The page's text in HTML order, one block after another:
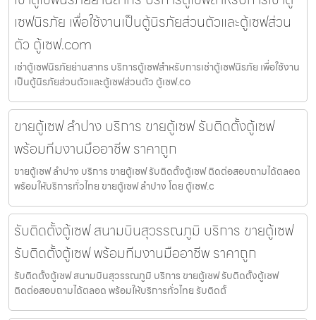
เซฟนิรภัย เพื่อใช้งานเป็นตู้นิรภัยส่วนตัวและตู้เซฟส่วน
ตัว ตู้เซฟ.com
เช่าตู้เซฟนิรภัยย่านสาทร บริการตู้เซฟสำหรับการเช่าตู้เซฟนิรภัย เพื่อใช้งาน
เป็นตู้นิรภัยส่วนตัวและตู้เซฟส่วนตัว ตู้เซฟ.co
ขายตู้เซฟ ลำปาง บริการ ขายตู้เซฟ รับติดตั้งตู้เซฟ
พร้อมทีมงานมืออาชีพ ราคาถูก
ขายตู้เซฟ ลำปาง บริการ ขายตู้เซฟ รับติดตั้งตู้เซฟ ติดต่อสอบถามได้ตลอด
พร้อมให้บริการทั่วไทย ขายตู้เซฟ ลำปาง โดย ตู้เซฟ.c
รับติดตั้งตู้เซฟ สนามบินสุวรรณภูมิ บริการ ขายตู้เซฟ
รับติดตั้งตู้เซฟ พร้อมทีมงานมืออาชีพ ราคาถูก
รับติดตั้งตู้เซฟ สนามบินสุวรรณภูมิ บริการ ขายตู้เซฟ รับติดตั้งตู้เซฟ
ติดต่อสอบถามได้ตลอด พร้อมให้บริการทั่วไทย รับติดตั้